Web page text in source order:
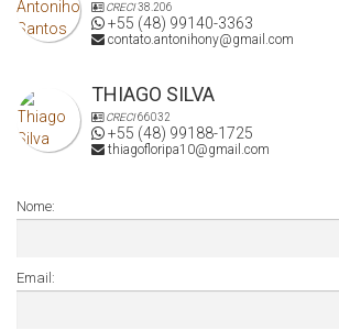
CRECI38.206
+55 (48) 99140-3363
contato.antonihony@gmail.com
THIAGO SILVA
CRECI66032
+55 (48) 99188-1725
thiagofloripa10@gmail.com
Nome:
Email: